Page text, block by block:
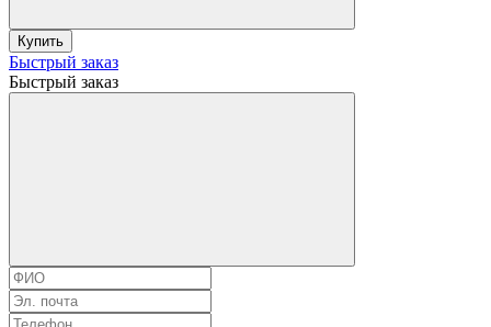
Купить
Быстрый заказ
Быстрый заказ